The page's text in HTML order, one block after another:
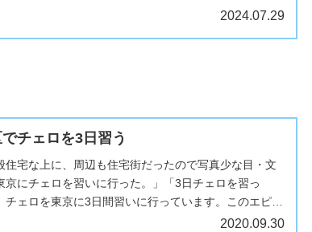
リュウゼツランは遂...
2024.07.29
チェロを3日習う
住宅な上に、周辺も住宅街だったので写真少な目・文
京にチェロを習いに行った。」「3日チェロを習っ
チェロを東京に3日間習いに行っています。このエピソ
た時は、耳を疑ったのです。楽器を...
2020.09.30